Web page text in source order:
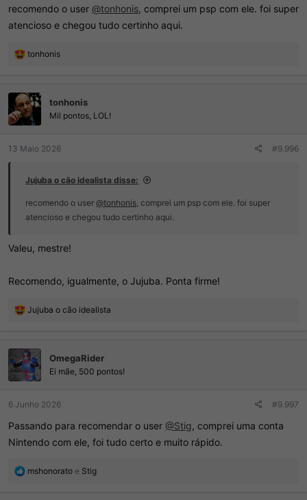
recomendo o user @tonhonis, comprei um psp com ele. foi super
atencioso e chegou tudo certinho aqui.
R
ç
õ
e
s
tonhonis
tonhonis
Mil pontos, LOL!
13 Maio 2026 #9.996
Jujuba o cão idealista disse:
recomendo o user @tonhonis, comprei um psp com ele. foi super
atencioso e chegou tudo certinho aqui.
Valeu, mestre!
Recomendo, igualmente, o Jujuba. Ponta firme!
R
ç
õ
e
s
Jujuba o cão idealista
OmegaRider
Ei mãe, 500 pontos!
6 Junho 2026 #9.997
Passando para recomendar o user @Stig, comprei uma conta
Nintendo com ele, foi tudo certo e muito rápido.
R
mshonorato e Stig